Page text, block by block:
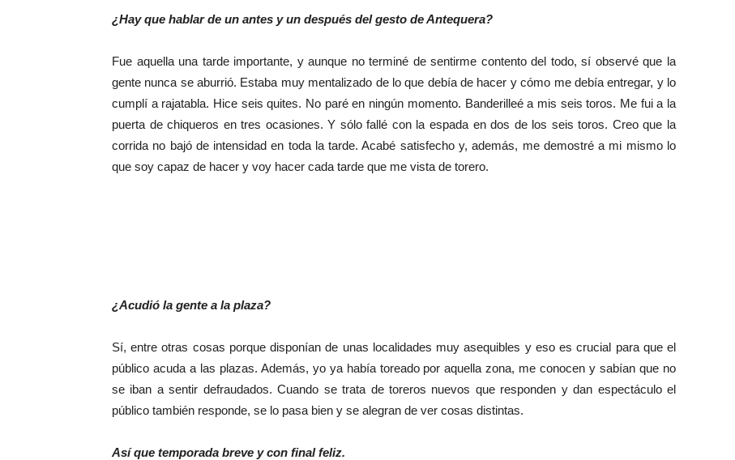
¿Hay que hablar de un antes y un después del gesto de Antequera?
Fue aquella una tarde importante, y aunque no terminé de sentirme contento del todo, sí observé que la
gente nunca se aburrió. Estaba muy mentalizado de lo que debía de hacer y cómo me debía entregar, y lo
cumplí a rajatabla. Hice seis quites. No paré en ningún momento. Banderilleé a mis seis toros. Me fui a la
puerta de chiqueros en tres ocasiones. Y sólo fallé con la espada en dos de los seis toros. Creo que la
corrida no bajó de intensidad en toda la tarde. Acabé satisfecho y, además, me demostré a mi mismo lo
que soy capaz de hacer y voy hacer cada tarde que me vista de torero.
¿Acudió la gente a la plaza?
Sí, entre otras cosas porque disponían de unas localidades muy asequibles y eso es crucial para que el
público acuda a las plazas. Además, yo ya había toreado por aquella zona, me conocen y sabían que no
se iban a sentir defraudados. Cuando se trata de toreros nuevos que responden y dan espectáculo el
público también responde, se lo pasa bien y se alegran de ver cosas distintas.
Así que temporada breve y con final feliz.